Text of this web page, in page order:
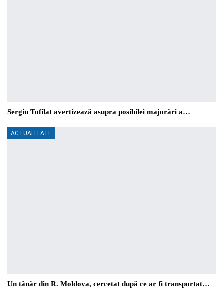
Sergiu Tofilat avertizează asupra posibilei majorări a…
ACTUALITATE
Un tânăr din R. Moldova, cercetat după ce ar fi transportat…